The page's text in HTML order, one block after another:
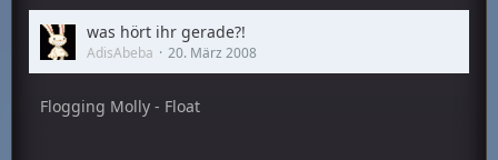
was hört ihr gerade?!
AdisAbeba 20. März 2008
Flogging Molly - Float